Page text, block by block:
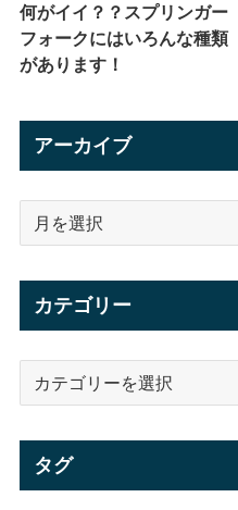
何がイイ？？スプリンガー
フォークにはいろんな種類
があります！
アーカイブ
カテゴリー
タグ